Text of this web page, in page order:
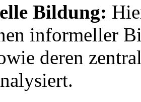
Bildung:
informeller
deren